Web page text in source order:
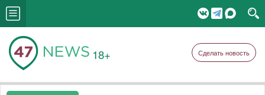
18+ Сделать новость